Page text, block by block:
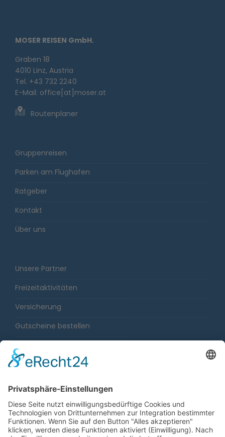
MOSER REISEN GmbH.
Graben 18
4010 Linz, Austria
Tel. +43 732 2240
E-Mail: office[at]moser.at
Routenplaner
Gruppenreisen
Parken am Flughafen
Ratgeber
Kontakt
Über uns
Unsere Partner
Freizeitaktivitäten
Versicherung
Gutscheine bestellen
Impressum
Sitemap
Datenschutz